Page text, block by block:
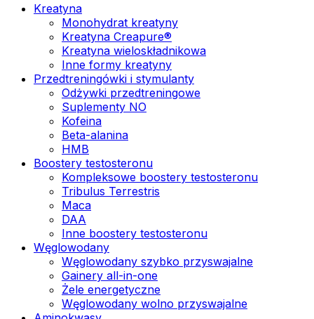
Kreatyna
Monohydrat kreatyny
Kreatyna Creapure®
Kreatyna wieloskładnikowa
Inne formy kreatyny
Przedtreningówki i stymulanty
Odżywki przedtreningowe
Suplementy NO
Kofeina
Beta-alanina
HMB
Boostery testosteronu
Kompleksowe boostery testosteronu
Tribulus Terrestris
Maca
DAA
Inne boostery testosteronu
Węglowodany
Węglowodany szybko przyswajalne
Gainery all-in-one
Żele energetyczne
Węglowodany wolno przyswajalne